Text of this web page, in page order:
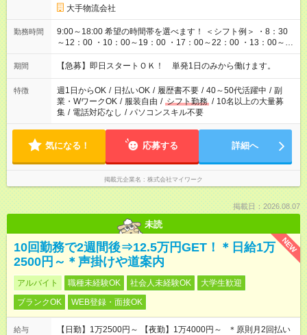
大手物流会社
勤務時間
9:00～18:00 希望の時間帯を選べます！ ＜シフト例＞ ・8：30
～12：00 ・10：00～19：00 ・17：00～22：00 ・13：00～
22：00 ・22：00～翌6：00 など
期間 【急募】即日スタートＯＫ！ 単発1日のみから働けます。
特徴 週1日からOK / 日払いOK / 履歴書不要 / 40～50代活躍中 / 副
業・WワークOK / 服装自由 / シフト勤務 / 10名以上の大量募
集 / 電話対応なし / パソコンスキル不要
気になる！ 応募する 詳細へ
掲載元企業名 株式会社マイワーク
掲載日：2026.08.07
未読
NEW
10回勤務で2週間後⇒12.5万円GET！＊日給1万
2500円～＊声掛けや道案内
アルバイト 職種未経験OK 社会人未経験OK
大学生歓迎
ブランクOK
WEB登録・面接OK
給与
【日勤】1万2500円～ 【夜勤】1万4000円～ ＊原則月2回払い